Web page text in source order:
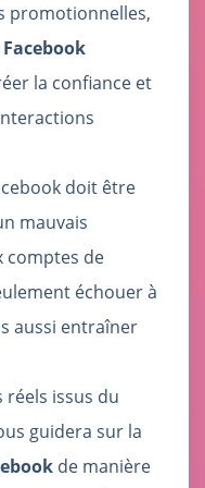
promotionnelles,
la confiance et
doit être
mauvais
comptes de
échouer à
aussi entraîner
réels issus du
guidera sur la
de manière